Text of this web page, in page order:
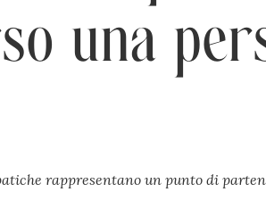
una
rappresentano un punto di